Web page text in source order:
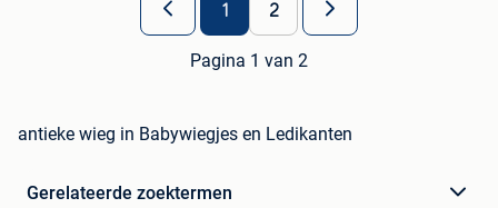
1 2
Pagina 1 van 2
antieke wieg in Babywiegjes en Ledikanten
Gerelateerde zoektermen